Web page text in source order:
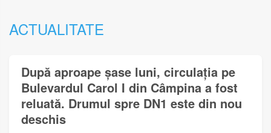
ACTUALITATE
După aproape șase luni, circulația pe
Bulevardul Carol I din Câmpina a fost
reluată. Drumul spre DN1 este din nou
deschis